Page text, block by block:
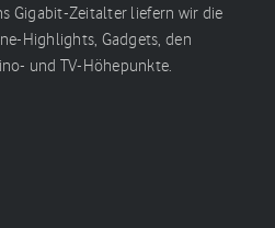
Gigabit-Zeitalter liefern wir die
Highlights, Gadgets, den
und TV-Höhepunkte.